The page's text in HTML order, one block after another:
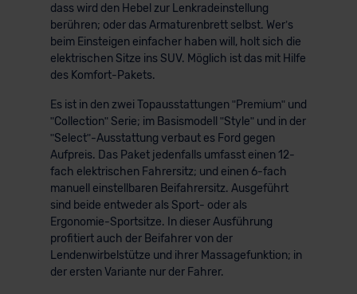
dass wird den Hebel zur Lenkradeinstellung
berühren; oder das Armaturenbrett selbst. Wer’s
beim Einsteigen einfacher haben will, holt sich die
elektrischen Sitze ins SUV. Möglich ist das mit Hilfe
des Komfort-Pakets.
Es ist in den zwei Topausstattungen ʺPremiumʺ und
ʺCollectionʺ Serie; im Basismodell ʺStyleʺ und in der
ʺSelectʺ-Ausstattung verbaut es Ford gegen
Aufpreis. Das Paket jedenfalls umfasst einen 12-
fach elektrischen Fahrersitz; und einen 6-fach
manuell einstellbaren Beifahrersitz. Ausgeführt
sind beide entweder als Sport- oder als
Ergonomie-Sportsitze. In dieser Ausführung
profitiert auch der Beifahrer von der
Lendenwirbelstütze und ihrer Massagefunktion; in
der ersten Variante nur der Fahrer.